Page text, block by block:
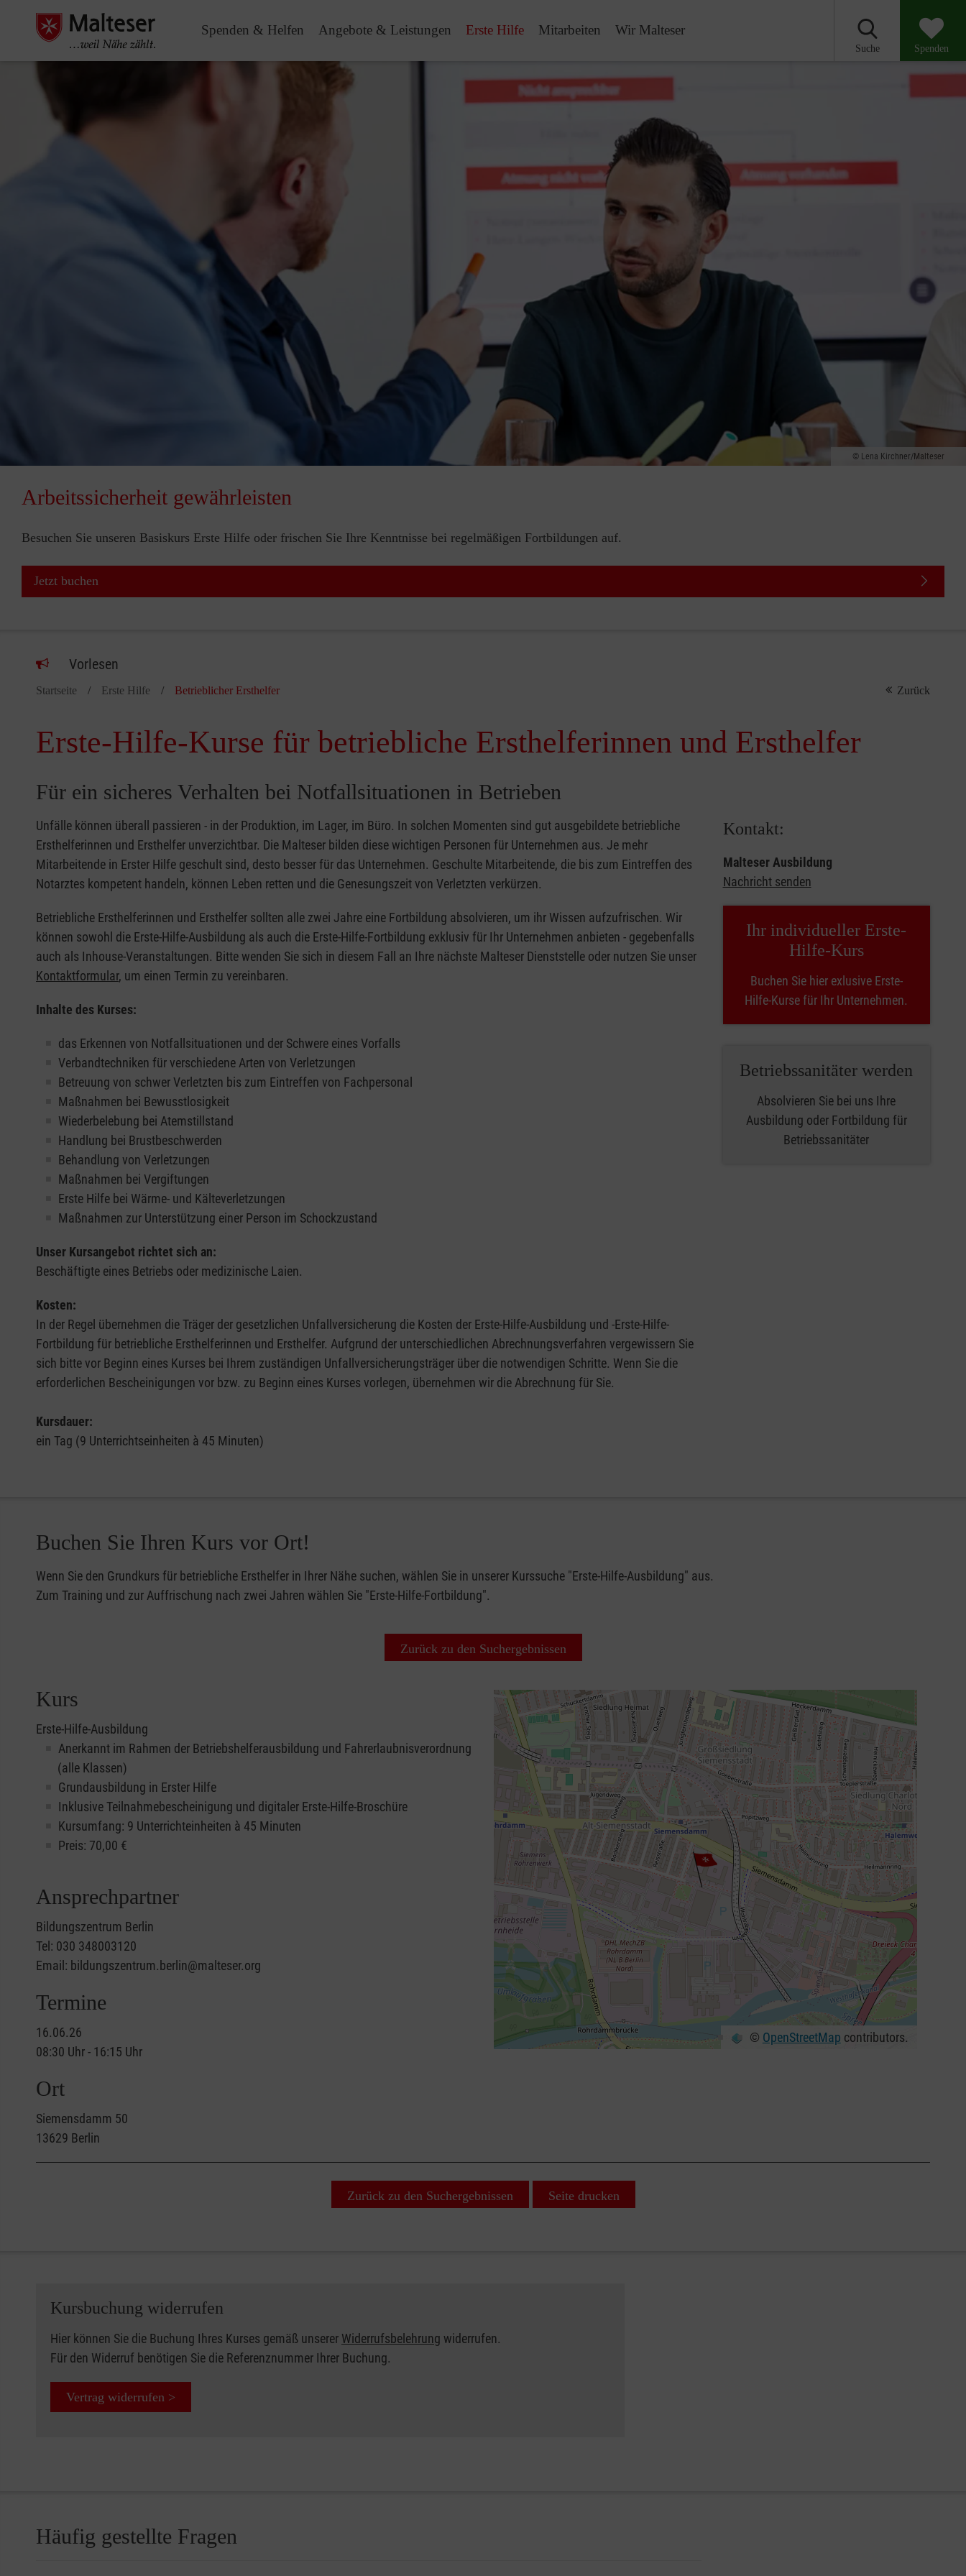
Spenden & Helfen Angebote & Leistungen Erste Hilfe Mitarbeiten Wir Malteser
Suche Spenden
Lena Kirchner/Malteser
Arbeitssicherheit gewährleisten
Besuchen Sie unseren Basiskurs Erste Hilfe oder frischen Sie Ihre Kenntnisse bei regelmäßigen Fortbildungen auf.
Jetzt buchen
Vorlesen
Startseite Erste Hilfe Betrieblicher Ersthelfer Zurück
Erste-Hilfe-Kurse für betriebliche Ersthelferinnen und Ersthelfer
Für ein sicheres Verhalten bei Notfallsituationen in Betrieben
Unfälle können überall passieren - in der Produktion, im Lager, im Büro. In solchen Momenten sind gut ausgebildete betriebliche
Ersthelferinnen und Ersthelfer unverzichtbar. Die Malteser bilden diese wichtigen Personen für Unternehmen aus. Je mehr
Mitarbeitende in Erster Hilfe geschult sind, desto besser für das Unternehmen. Geschulte Mitarbeitende, die bis zum Eintreffen des
Notarztes kompetent handeln, können Leben retten und die Genesungszeit von Verletzten verkürzen.
Betriebliche Ersthelferinnen und Ersthelfer sollten alle zwei Jahre eine Fortbildung absolvieren, um ihr Wissen aufzufrischen. Wir
können sowohl die Erste-Hilfe-Ausbildung als auch die Erste-Hilfe-Fortbildung exklusiv für Ihr Unternehmen anbieten - gegebenfalls
auch als Inhouse-Veranstaltungen. Bitte wenden Sie sich in diesem Fall an Ihre nächste Malteser Dienststelle oder nutzen Sie unser
Kontaktformular, um einen Termin zu vereinbaren.
Inhalte des Kurses:
das Erkennen von Notfallsituationen und der Schwere eines Vorfalls
Verbandtechniken für verschiedene Arten von Verletzungen
Betreuung von schwer Verletzten bis zum Eintreffen von Fachpersonal
Maßnahmen bei Bewusstlosigkeit
Wiederbelebung bei Atemstillstand
Handlung bei Brustbeschwerden
Behandlung von Verletzungen
Maßnahmen bei Vergiftungen
Erste Hilfe bei Wärme- und Kälteverletzungen
Maßnahmen zur Unterstützung einer Person im Schockzustand
Unser Kursangebot richtet sich an:
Beschäftigte eines Betriebs oder medizinische Laien.
Kosten:
In der Regel übernehmen die Träger der gesetzlichen Unfallversicherung die Kosten der Erste-Hilfe-Ausbildung und -Erste-Hilfe-
Fortbildung für betriebliche Ersthelferinnen und Ersthelfer. Aufgrund der unterschiedlichen Abrechnungsverfahren vergewissern Sie
sich bitte vor Beginn eines Kurses bei Ihrem zuständigen Unfallversicherungsträger über die notwendigen Schritte. Wenn Sie die
erforderlichen Bescheinigungen vor bzw. zu Beginn eines Kurses vorlegen, übernehmen wir die Abrechnung für Sie.
Kursdauer:
ein Tag (9 Unterrichtseinheiten à 45 Minuten)
Kontakt:
Malteser Ausbildung
Nachricht senden
Ihr individueller Erste-
Hilfe-Kurs
Buchen Sie hier exlusive Erste-
Hilfe-Kurse für Ihr Unternehmen.
Betriebssanitäter werden
Absolvieren Sie bei uns Ihre
Ausbildung oder Fortbildung für
Betriebssanitäter
Buchen Sie Ihren Kurs vor Ort!
Wenn Sie den Grundkurs für betriebliche Ersthelfer in Ihrer Nähe suchen, wählen Sie in unserer Kurssuche "Erste-Hilfe-Ausbildung" aus.
Zum Training und zur Auffrischung nach zwei Jahren wählen Sie "Erste-Hilfe-Fortbildung".
Zurück zu den Suchergebnissen
Kurs
Erste-Hilfe-Ausbildung
Anerkannt im Rahmen der Betriebshelferausbildung und Fahrerlaubnisverordnung
(alle Klassen)
Grundausbildung in Erster Hilfe
Inklusive Teilnahmebescheinigung und digitaler Erste-Hilfe-Broschüre
Kursumfang: 9 Unterrichteinheiten à 45 Minuten
Preis: 70,00 €
Ansprechpartner
Bildungszentrum Berlin
Tel: 030 348003120
Email: bildungszentrum.berlin@malteser.org
Termine
16.06.26
08:30 Uhr - 16:15 Uhr
Ort
Siemensdamm 50
13629 Berlin
© OpenStreetMap contributors.
Zurück zu den Suchergebnissen Seite drucken
Kursbuchung widerrufen
Hier können Sie die Buchung Ihres Kurses gemäß unserer Widerrufsbelehrung widerrufen.
Für den Widerruf benötigen Sie die Referenznummer Ihrer Buchung.
Vertrag widerrufen >
Häufig gestellte Fragen